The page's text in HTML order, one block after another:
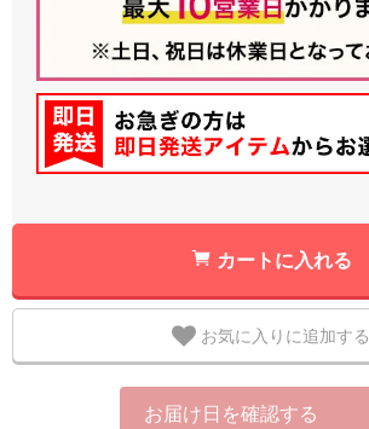
カートに入れる
お気に入りに追加する
お届け日を確認する